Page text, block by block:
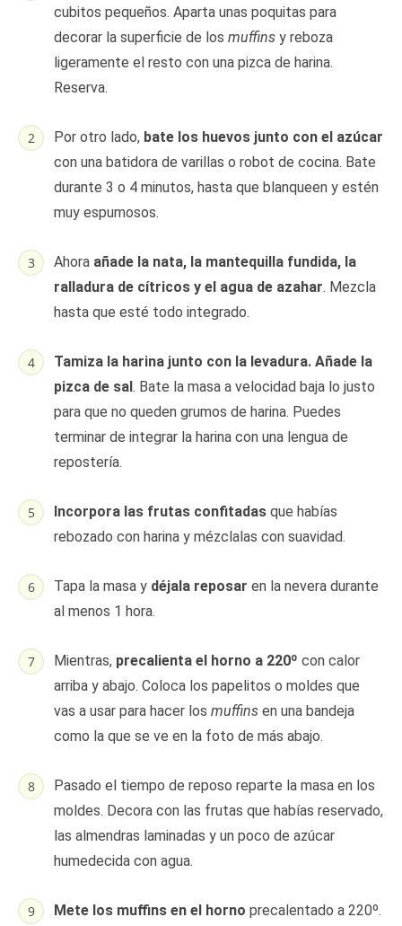
cubitos pequeños. Aparta unas poquitas para
decorar la superficie de los muffins y reboza
ligeramente el resto con una pizca de harina.
Reserva.
Por otro lado, bate los huevos junto con el azúcar
con una batidora de varillas o robot de cocina. Bate
durante 3 o 4 minutos, hasta que blanqueen y estén
muy espumosos.
Ahora añade la nata, la mantequilla fundida, la
ralladura de cítricos y el agua de azahar. Mezcla
hasta que esté todo integrado.
Tamiza la harina junto con la levadura. Añade la
pizca de sal. Bate la masa a velocidad baja lo justo
para que no queden grumos de harina. Puedes
terminar de integrar la harina con una lengua de
repostería.
Incorpora las frutas confitadas que habías
rebozado con harina y mézclalas con suavidad.
Tapa la masa y déjala reposar en la nevera durante
al menos 1 hora.
Mientras, precalienta el horno a 220º con calor
arriba y abajo. Coloca los papelitos o moldes que
vas a usar para hacer los muffins en una bandeja
como la que se ve en la foto de más abajo.
Pasado el tiempo de reposo reparte la masa en los
moldes. Decora con las frutas que habías reservado,
las almendras laminadas y un poco de azúcar
humedecida con agua.
Mete los muffins en el horno precalentado a 220º.